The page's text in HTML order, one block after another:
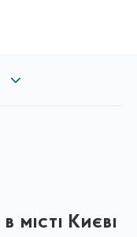
місті Києві